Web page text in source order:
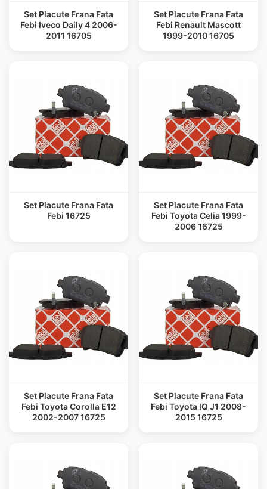
Set Placute Frana Fata
Febi Iveco Daily 4 2006-
2011 16705
Set Placute Frana Fata
Febi Renault Mascott
1999-2010 16705
Set Placute Frana Fata
Febi 16725
Set Placute Frana Fata
Febi Toyota Celia 1999-
2006 16725
Set Placute Frana Fata
Febi Toyota Corolla E12
2002-2007 16725
Set Placute Frana Fata
Febi Toyota IQ J1 2008-
2015 16725